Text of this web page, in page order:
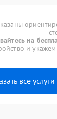
на
и укажем
все услуги